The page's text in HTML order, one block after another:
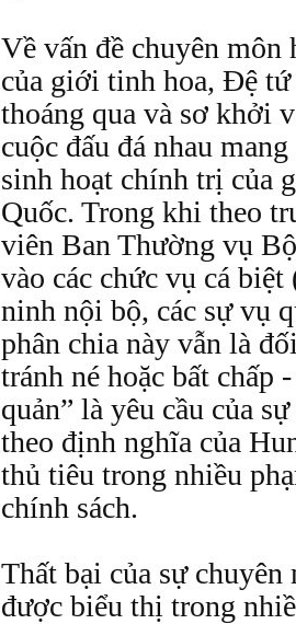
Về vấn đề chuyên môn
của giới tinh hoa, Ðệ
thoáng qua và sơ khởi
cuộc đấu đá nhau
sinh hoạt chính trị của
Quốc. Trong khi theo
viên Ban Thường vụ
vào các chức vụ cá
ninh nội bộ, các sự vụ
phân chia này vẫn là
tránh né hoặc bất chấp
quản” là yêu cầu của
theo định nghĩa của
thủ tiêu trong nhiều
chính sách.
Thất bại của sự
được biểu thị trong